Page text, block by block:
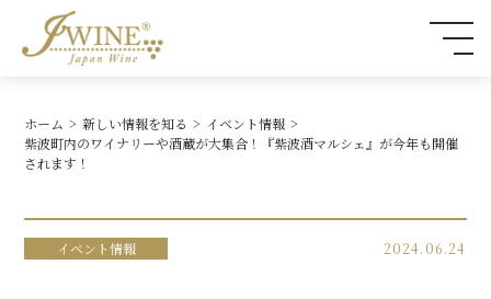
ホーム 新しい情報を知る
イベント情報
紫波町内のワイナリーや酒蔵が大集合！『紫波酒マルシェ』が今年も開催
されます！
イベント情報 2024.06.24